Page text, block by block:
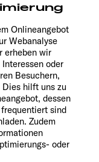
Onlineangebot
Webanalyse
erheben wir
oder
Besuchern,
hilft uns zu
dessen
sind
Zudem
oder